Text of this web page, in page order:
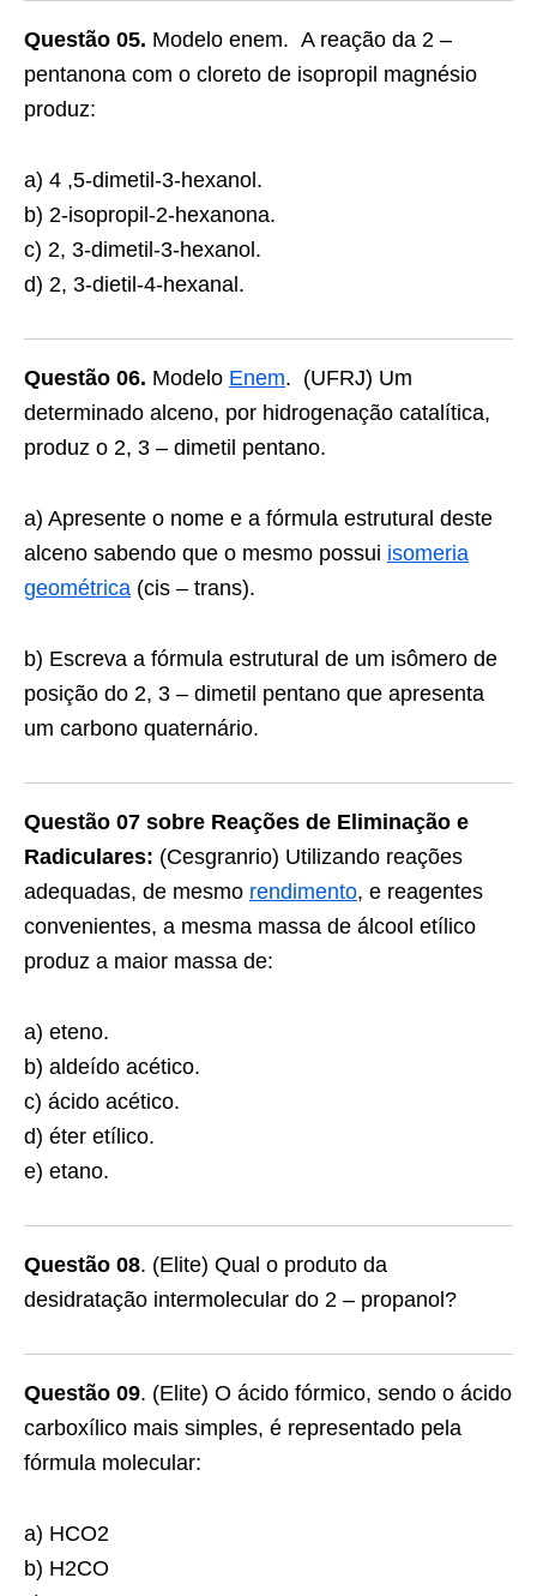
Questão 05. Modelo enem. A reação da 2 –
pentanona com o cloreto de isopropil magnésio
produz:
a) 4 ,5-dimetil-3-hexanol.
b) 2-isopropil-2-hexanona.
c) 2, 3-dimetil-3-hexanol.
d) 2, 3-dietil-4-hexanal.
Questão 06. Modelo Enem. (UFRJ) Um
determinado alceno, por hidrogenação catalítica,
produz o 2, 3 – dimetil pentano.
a) Apresente o nome e a fórmula estrutural deste
alceno sabendo que o mesmo possui isomeria
geométrica (cis – trans).
b) Escreva a fórmula estrutural de um isômero de
posição do 2, 3 – dimetil pentano que apresenta
um carbono quaternário.
Questão 07 sobre Reações de Eliminação e
Radiculares: (Cesgranrio) Utilizando reações
adequadas, de mesmo rendimento, e reagentes
convenientes, a mesma massa de álcool etílico
produz a maior massa de:
a) eteno.
b) aldeído acético.
c) ácido acético.
d) éter etílico.
e) etano.
Questão 08. (Elite) Qual o produto da
desidratação intermolecular do 2 – propanol?
Questão 09. (Elite) O ácido fórmico, sendo o ácido
carboxílico mais simples, é representado pela
fórmula molecular:
a) HCO2
b) H2CO